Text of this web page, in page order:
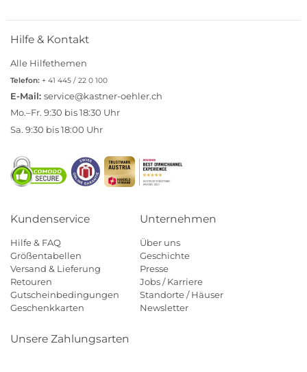
Hilfe & Kontakt
Alle Hilfethemen
Telefon: + 41 445 / 22 0 100
E-Mail: service@kastner-oehler.ch
Mo.–Fr. 9:30 bis 18:30 Uhr
Sa. 9:30 bis 18:00 Uhr
Kundenservice
Hilfe & FAQ
Größentabellen
Versand & Lieferung
Retouren
Gutscheinbedingungen
Geschenkkarten
Unternehmen
Über uns
Geschichte
Presse
Jobs / Karriere
Standorte / Häuser
Newsletter
Unsere Zahlungsarten